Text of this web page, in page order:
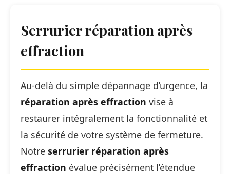
Serrurier réparation après
effraction
Au-delà du simple dépannage d’urgence, la
réparation après effraction vise à
restaurer intégralement la fonctionnalité et
la sécurité de votre système de fermeture.
Notre serrurier réparation après
effraction évalue précisément l’étendue